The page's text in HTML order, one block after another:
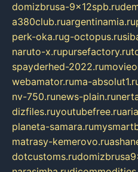
domizbrusa-9x12spb.ru
a380club.ruargentinamia.ru
perk-oka.rug-octopus.ru
naruto-x.rupursefactory.ru
spayderhed-2022.ru
webamator.ruma-
nv-750.runews-plain.ru
dizfiles.ruyoutubefree.ru
planeta-samara.ru
matrasy-kemerovo.ru
dotcustoms.ru